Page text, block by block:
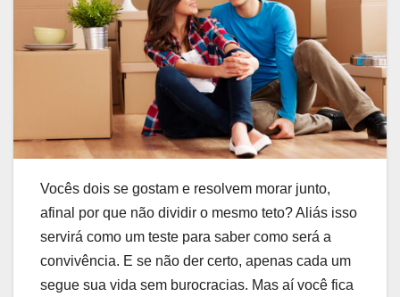
Vocês dois se gostam e resolvem morar junto,
afinal por que não dividir o mesmo teto? Aliás isso
servirá como um teste para saber como será a
convivência. E se não der certo, apenas cada um
segue sua vida sem burocracias. Mas aí você fica